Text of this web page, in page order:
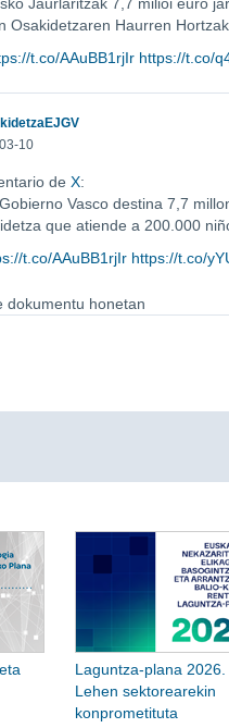
Osakidetzaren Haurren
t.co/AAuBB1rjIr https://t.co/
10
deX:
Vasco destina 7,7
que atiende a 200.000
t.co/AAuBB1rjIr https://t.co/
dokumentu honetan
Laguntza-plana 2026.
Lehen sektorearekin
konprometituta